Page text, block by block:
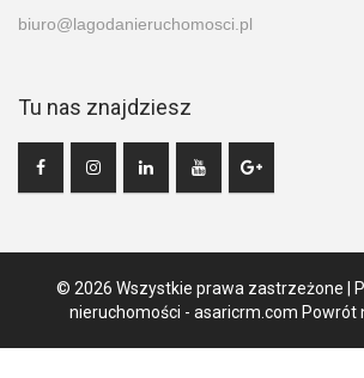
biuro@lagodanieruchomosci.pl
Tu nas znajdziesz
© 2026 Wszystkie prawa zastrzeżone |
nieruchomości - asaricrm.com Powrót